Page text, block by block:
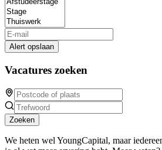
Alert opslaan
Vacatures zoeken
Zoeken
We heten wel YoungCapital, maar